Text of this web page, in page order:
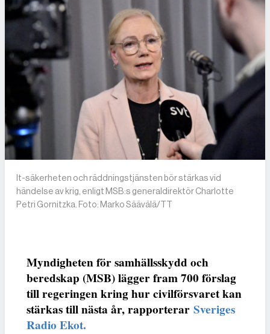
It-säkerheten och räddningstjänsten bör stärkas vid
händelse av krig, enligt MSB:s generaldirektör Charlotte
Petri Gornitzka. Foto: Marko Säävälä/TT
Myndigheten för samhällsskydd och
beredskap (MSB) lägger fram 700 förslag
till regeringen kring hur civilförsvaret kan
stärkas till nästa år, rapporterar Sveriges
Radio Ekot.